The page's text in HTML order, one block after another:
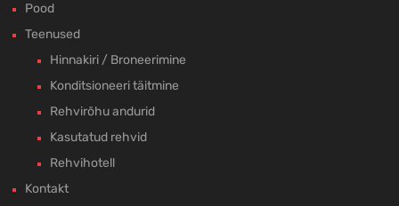
Pood
Teenused
Hinnakiri / Broneerimine
Konditsioneeri täitmine
Rehvirõhu andurid
Kasutatud rehvid
Rehvihotell
Kontakt